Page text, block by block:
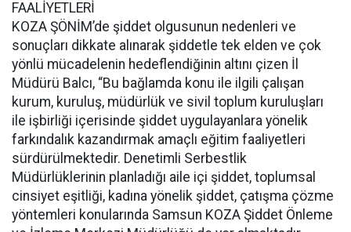
FAALİYETLERİ
KOZA ŞÖNİM’de şiddet olgusunun nedenleri ve
sonuçları dikkate alınarak şiddetle tek elden ve çok
yönlü mücadelenin hedeflendiğinin altını çizen İl
Müdürü Balcı, “Bu bağlamda konu ile ilgili çalışan
kurum, kuruluş, müdürlük ve sivil toplum kuruluşları
ile işbirliği içerisinde şiddet uygulayanlara yönelik
farkındalık kazandırmak amaçlı eğitim faaliyetleri
sürdürülmektedir. Denetimli Serbestlik
Müdürlüklerinin planladığı aile içi şiddet, toplumsal
cinsiyet eşitliği, kadına yönelik şiddet, çatışma çözme
yöntemleri konularında Samsun KOZA Şiddet Önleme